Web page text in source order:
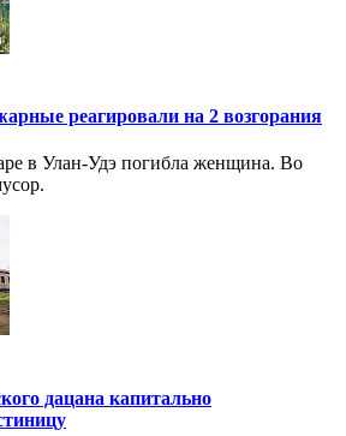
реагировали на 2 возгорания
в Улан-Удэ погибла женщина. Во
дацана капитально